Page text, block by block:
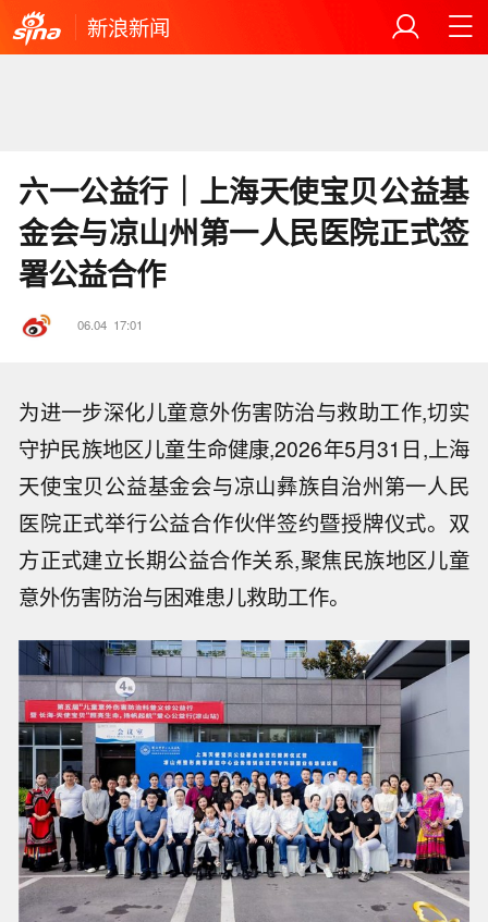
新浪新闻
六一公益行｜上海天使宝贝公益基
金会与凉山州第一人民医院正式签
署公益合作
06.04 17:01
为进一步深化儿童意外伤害防治与救助工作,切实
守护民族地区儿童生命健康,2026年5月31日,上海
天使宝贝公益基金会与凉山彝族自治州第一人民
医院正式举行公益合作伙伴签约暨授牌仪式。双
方正式建立长期公益合作关系,聚焦民族地区儿童
意外伤害防治与困难患儿救助工作。